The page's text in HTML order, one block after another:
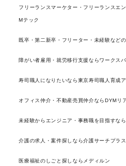
フリーランスマーケター・フリーランスエ
Mテック
既卒・第二新卒・フリーター・未経験など
障がい者雇用・就労移行支援ならワークス
寿司職人になりたいなら東京寿司職人育成
オフィス仲介・不動産売買仲介ならDYMリ
未経験からエンジニア・事務職を目指すな
介護の求人・案件探しなら介護サーチプラス
医療福祉のしごと探しならメディルン